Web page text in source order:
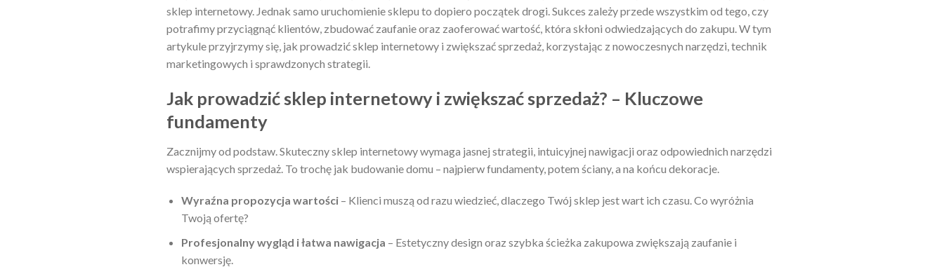
sklep internetowy. Jednak samo uruchomienie sklepu to dopiero początek drogi. Sukces zależy przede wszystkim od tego, czy
potrafimy przyciągnąć klientów, zbudować zaufanie oraz zaoferować wartość, która skłoni odwiedzających do zakupu. W tym
artykule przyjrzymy się, jak prowadzić sklep internetowy i zwiększać sprzedaż, korzystając z nowoczesnych narzędzi, technik
marketingowych i sprawdzonych strategii.
Jak prowadzić sklep internetowy i zwiększać sprzedaż? – Kluczowe
fundamenty
Zacznijmy od podstaw. Skuteczny sklep internetowy wymaga jasnej strategii, intuicyjnej nawigacji oraz odpowiednich narzędzi
wspierających sprzedaż. To trochę jak budowanie domu – najpierw fundamenty, potem ściany, a na końcu dekoracje.
Wyraźna propozycja wartości– Klienci muszą od razu wiedzieć, dlaczego Twój sklep jest wart ich czasu. Co wyróżnia
Twoją ofertę?
Profesjonalny wygląd i łatwa nawigacja – Estetyczny design oraz szybka ścieżka zakupowa zwiększają zaufanie i
konwersję.